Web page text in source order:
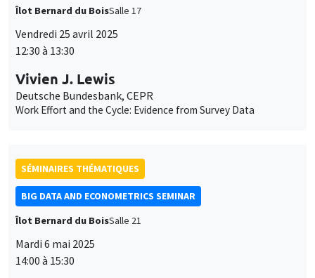
Îlot Bernard du BoisSalle 17
Vendredi 25 avril 2025
12:30 à 13:30
Vivien J. Lewis
Deutsche Bundesbank, CEPR
Work Effort and the Cycle: Evidence from Survey Data
SÉMINAIRES THÉMATIQUES
BIG DATA AND ECONOMETRICS SEMINAR
Îlot Bernard du BoisSalle 21
Mardi 6 mai 2025
14:00 à 15:30